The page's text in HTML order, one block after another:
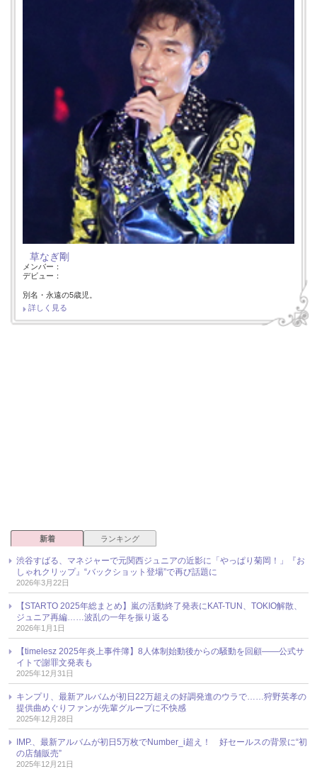
草なぎ剛
メンバー：
デビュー：
別名・永遠の5歳児。
詳しく見る
新着 ランキング
渋谷すばる、マネジャーで元関西ジュニアの近影に「やっぱり菊岡！」『お
しゃれクリップ』“バックショット登場”で再び話題に
2026年3月22日
【STARTO 2025年総まとめ】嵐の活動終了発表にKAT-TUN、TOKIO解散、
ジュニア再編……波乱の一年を振り返る
2026年1月1日
【timelesz 2025年炎上事件簿】8人体制始動後からの騒動を回顧――公式サ
イトで謝罪文発表も
2025年12月31日
キンプリ、最新アルバムが初日22万超えの好調発進のウラで……狩野英孝の
提供曲めぐりファンが先輩グループに不快感
2025年12月28日
IMP.、最新アルバムが初日5万枚でNumber_i超え！ 好セールスの背景に“初
の店舗販売”
2025年12月21日